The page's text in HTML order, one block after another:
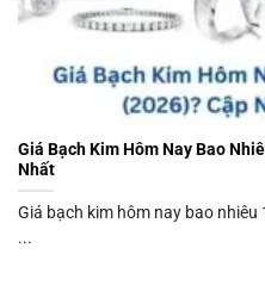
Giá Bạch Kim Hôm Nay Bao
Nhất
Giá bạch kim hôm nay bao
...